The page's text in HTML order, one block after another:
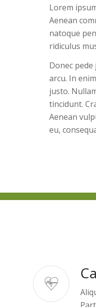
Lorem
Aenean
natoque
ridiculus
Donec
arcu. In
justo.
tincidunt.
Aenean
eu,